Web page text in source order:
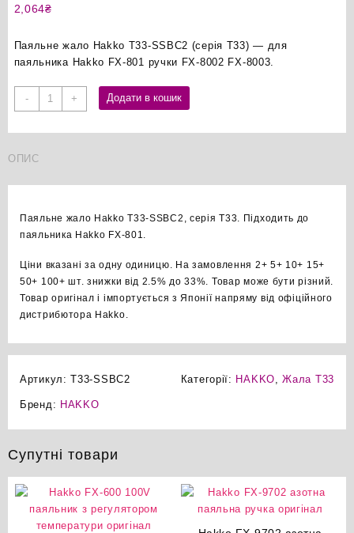
2,064₴
Паяльне жало Hakko T33-SSBC2 (серія T33) — для
паяльника Hakko FX-801 ручки FX-8002 FX-8003.
-
Hakko
T33-
жало
+ Додати в кошик
ОПИС
Паяльне жало Hakko T33-SSBC2, серія T33. Підходить до
паяльника Hakko FX-801.
Ціни вказані за одну одиницю. На замовлення 2+ 5+ 10+ 15+
50+ 100+ шт. знижки від 2.5% до 33%. Товар може бути різний.
Товар оригінал і імпортується з Японії напряму від офіційного
дистрибютора Hakko.
Артикул:T33-SSBC2 Категорії: HAKKO,Жала T33
Бренд: HAKKO
Супутні товари